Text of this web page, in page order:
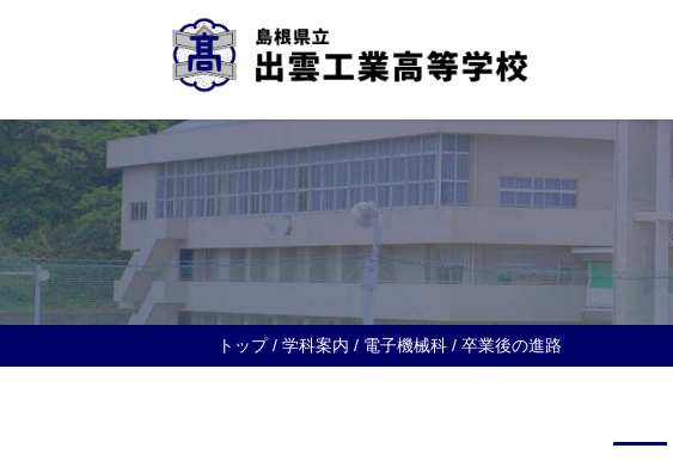
このページの本文へ
現
トップ/ 学科案内 / 電子機械科 / 卒業後の進路